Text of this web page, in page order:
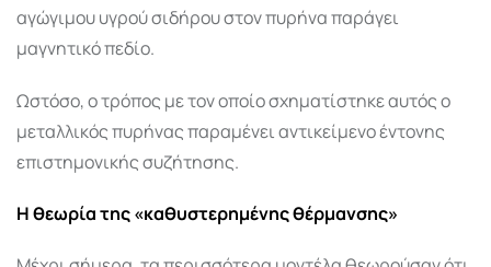
αγώγιμου υγρού σιδήρου στον πυρήνα παράγει
μαγνητικό πεδίο.
Ωστόσο, ο τρόπος με τον οποίο σχηματίστηκε αυτός ο
μεταλλικός πυρήνας παραμένει αντικείμενο έντονης
επιστημονικής συζήτησης.
Η θεωρία της «καθυστερημένης θέρμανσης»